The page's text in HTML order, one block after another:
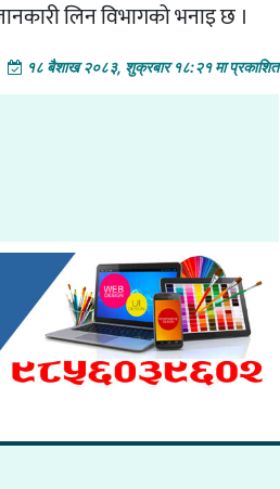
लिन विभागको भनाइ छ ।
१८ बैशाख २०८३, शुक्रबार १८:२१ मा प्रकाशित